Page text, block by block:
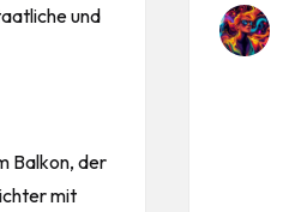
und
Balkon, der
mit